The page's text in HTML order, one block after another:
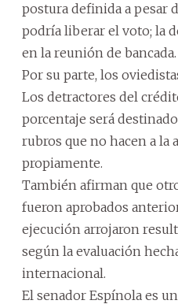
postura definida a pesar
podría liberar el voto; la
en la reunión de bancada.
Por su parte, los
Los detractores del
porcentaje será
rubros que no hacen a la
propiamente.
También afirman que
fueron aprobados
ejecución arrojaron
según la evaluación
internacional.
El senador Espínola es